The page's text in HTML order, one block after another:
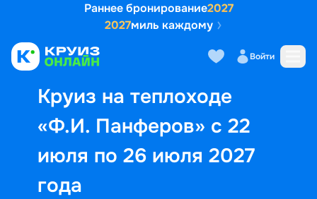
Раннее бронирование2027
2027миль каждому
Войти
Круиз на теплоходе
«Ф.И. Панферов» с 22
июля по 26 июля 2027
года
Выбор кают Маршрут и